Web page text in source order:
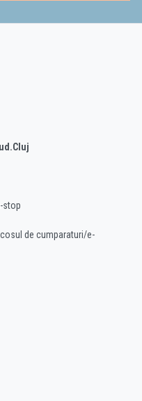
stop
de cumparaturi/e-